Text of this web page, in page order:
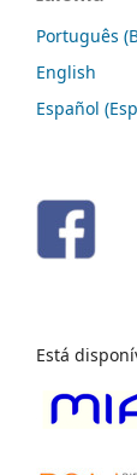
Português
English
Español
Está